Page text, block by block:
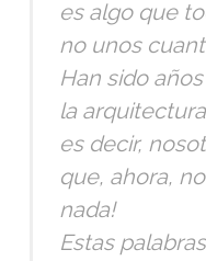
es algo que
no unos
Han sido
la
es decir,
que, ahora,
nada!
Estas